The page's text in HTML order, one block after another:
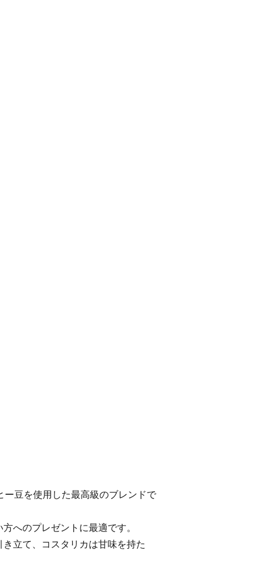
豆を使用した最高級のブレンドで
へのプレゼントに最適です。
立て、コスタリカは甘味を持た